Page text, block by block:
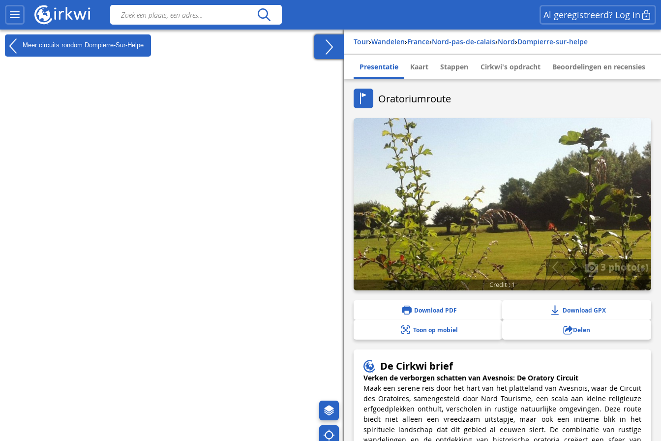
Al geregistreerd? Log in
Meer circuits rondom Dompierre-Sur-Helpe Tour› Wandelen› france› nord-pas-de-calais› nord› dompierre-sur-helpe
Presentatie Kaart Stappen Cirkwi's opdracht Beoordelingen en recensies
Oratoriumroute
3 photo(s)
Credit : 1
Download PDF Download GPX
Toon op mobiel Delen
De Cirkwi brief
Verken de verborgen schatten van Avesnois: De Oratory Circuit
Maak een serene reis door het hart van het platteland van Avesnois, waar de Circuit
des Oratoires, samengesteld door Nord Tourisme, een scala aan kleine religieuze
erfgoedplekken onthult, verscholen in rustige natuurlijke omgevingen. Deze route
biedt niet alleen een vreedzaam uitstapje, maar ook een intieme blik in het
spirituele landschap dat dit gebied al eeuwen siert. De combinatie van rustige